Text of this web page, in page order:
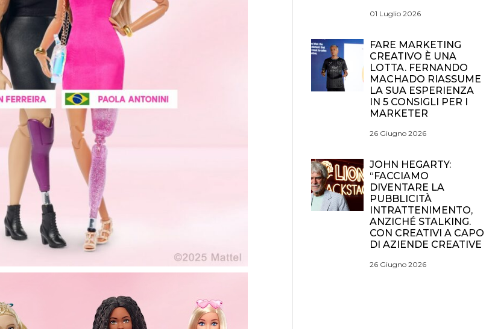
01 Luglio 2026
FARE MARKETING
CREATIVO È UNA
LOTTA. FERNANDO
MACHADO RIASSUME
LA SUA ESPERIENZA
IN 5 CONSIGLI PER I
MARKETER
26 Giugno 2026
JOHN HEGARTY:
“FACCIAMO
DIVENTARE LA
PUBBLICITÀ
INTRATTENIMENTO,
ANZICHÉ STALKING.
CON CREATIVI A CAPO
DI AZIENDE CREATIVE
26 Giugno 2026